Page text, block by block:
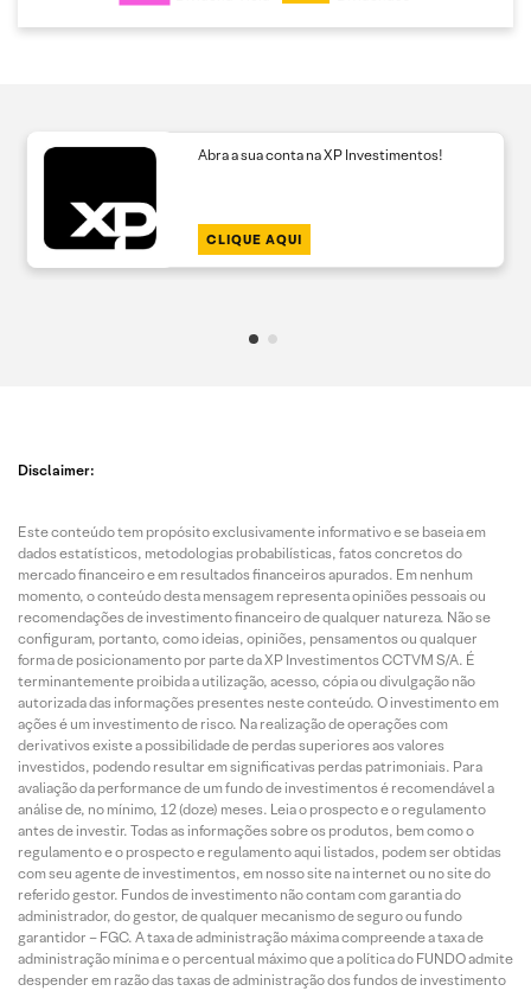
Abra a sua conta na XP Investimentos!
CLIQUE AQUI
Disclaimer:
Este conteúdo tem propósito exclusivamente informativo e se baseia em
dados estatísticos, metodologias probabilísticas, fatos concretos do
mercado financeiro e em resultados financeiros apurados. Em nenhum
momento, o conteúdo desta mensagem representa opiniões pessoais ou
recomendações de investimento financeiro de qualquer natureza. Não se
configuram, portanto, como ideias, opiniões, pensamentos ou qualquer
forma de posicionamento por parte da XP Investimentos CCTVM S/A. É
terminantemente proibida a utilização, acesso, cópia ou divulgação não
autorizada das informações presentes neste conteúdo. O investimento em
ações é um investimento de risco. Na realização de operações com
derivativos existe a possibilidade de perdas superiores aos valores
investidos, podendo resultar em significativas perdas patrimoniais. Para
avaliação da performance de um fundo de investimentos é recomendável a
análise de, no mínimo, 12 (doze) meses. Leia o prospecto e o regulamento
antes de investir. Todas as informações sobre os produtos, bem como o
regulamento e o prospecto e regulamento aqui listados, podem ser obtidas
com seu agente de investimentos, em nosso site na internet ou no site do
referido gestor. Fundos de investimento não contam com garantia do
administrador, do gestor, de qualquer mecanismo de seguro ou fundo
garantidor – FGC. A taxa de administração máxima compreende a taxa de
administração mínima e o percentual máximo que a política do FUNDO admite
despender em razão das taxas de administração dos fundos de investimento